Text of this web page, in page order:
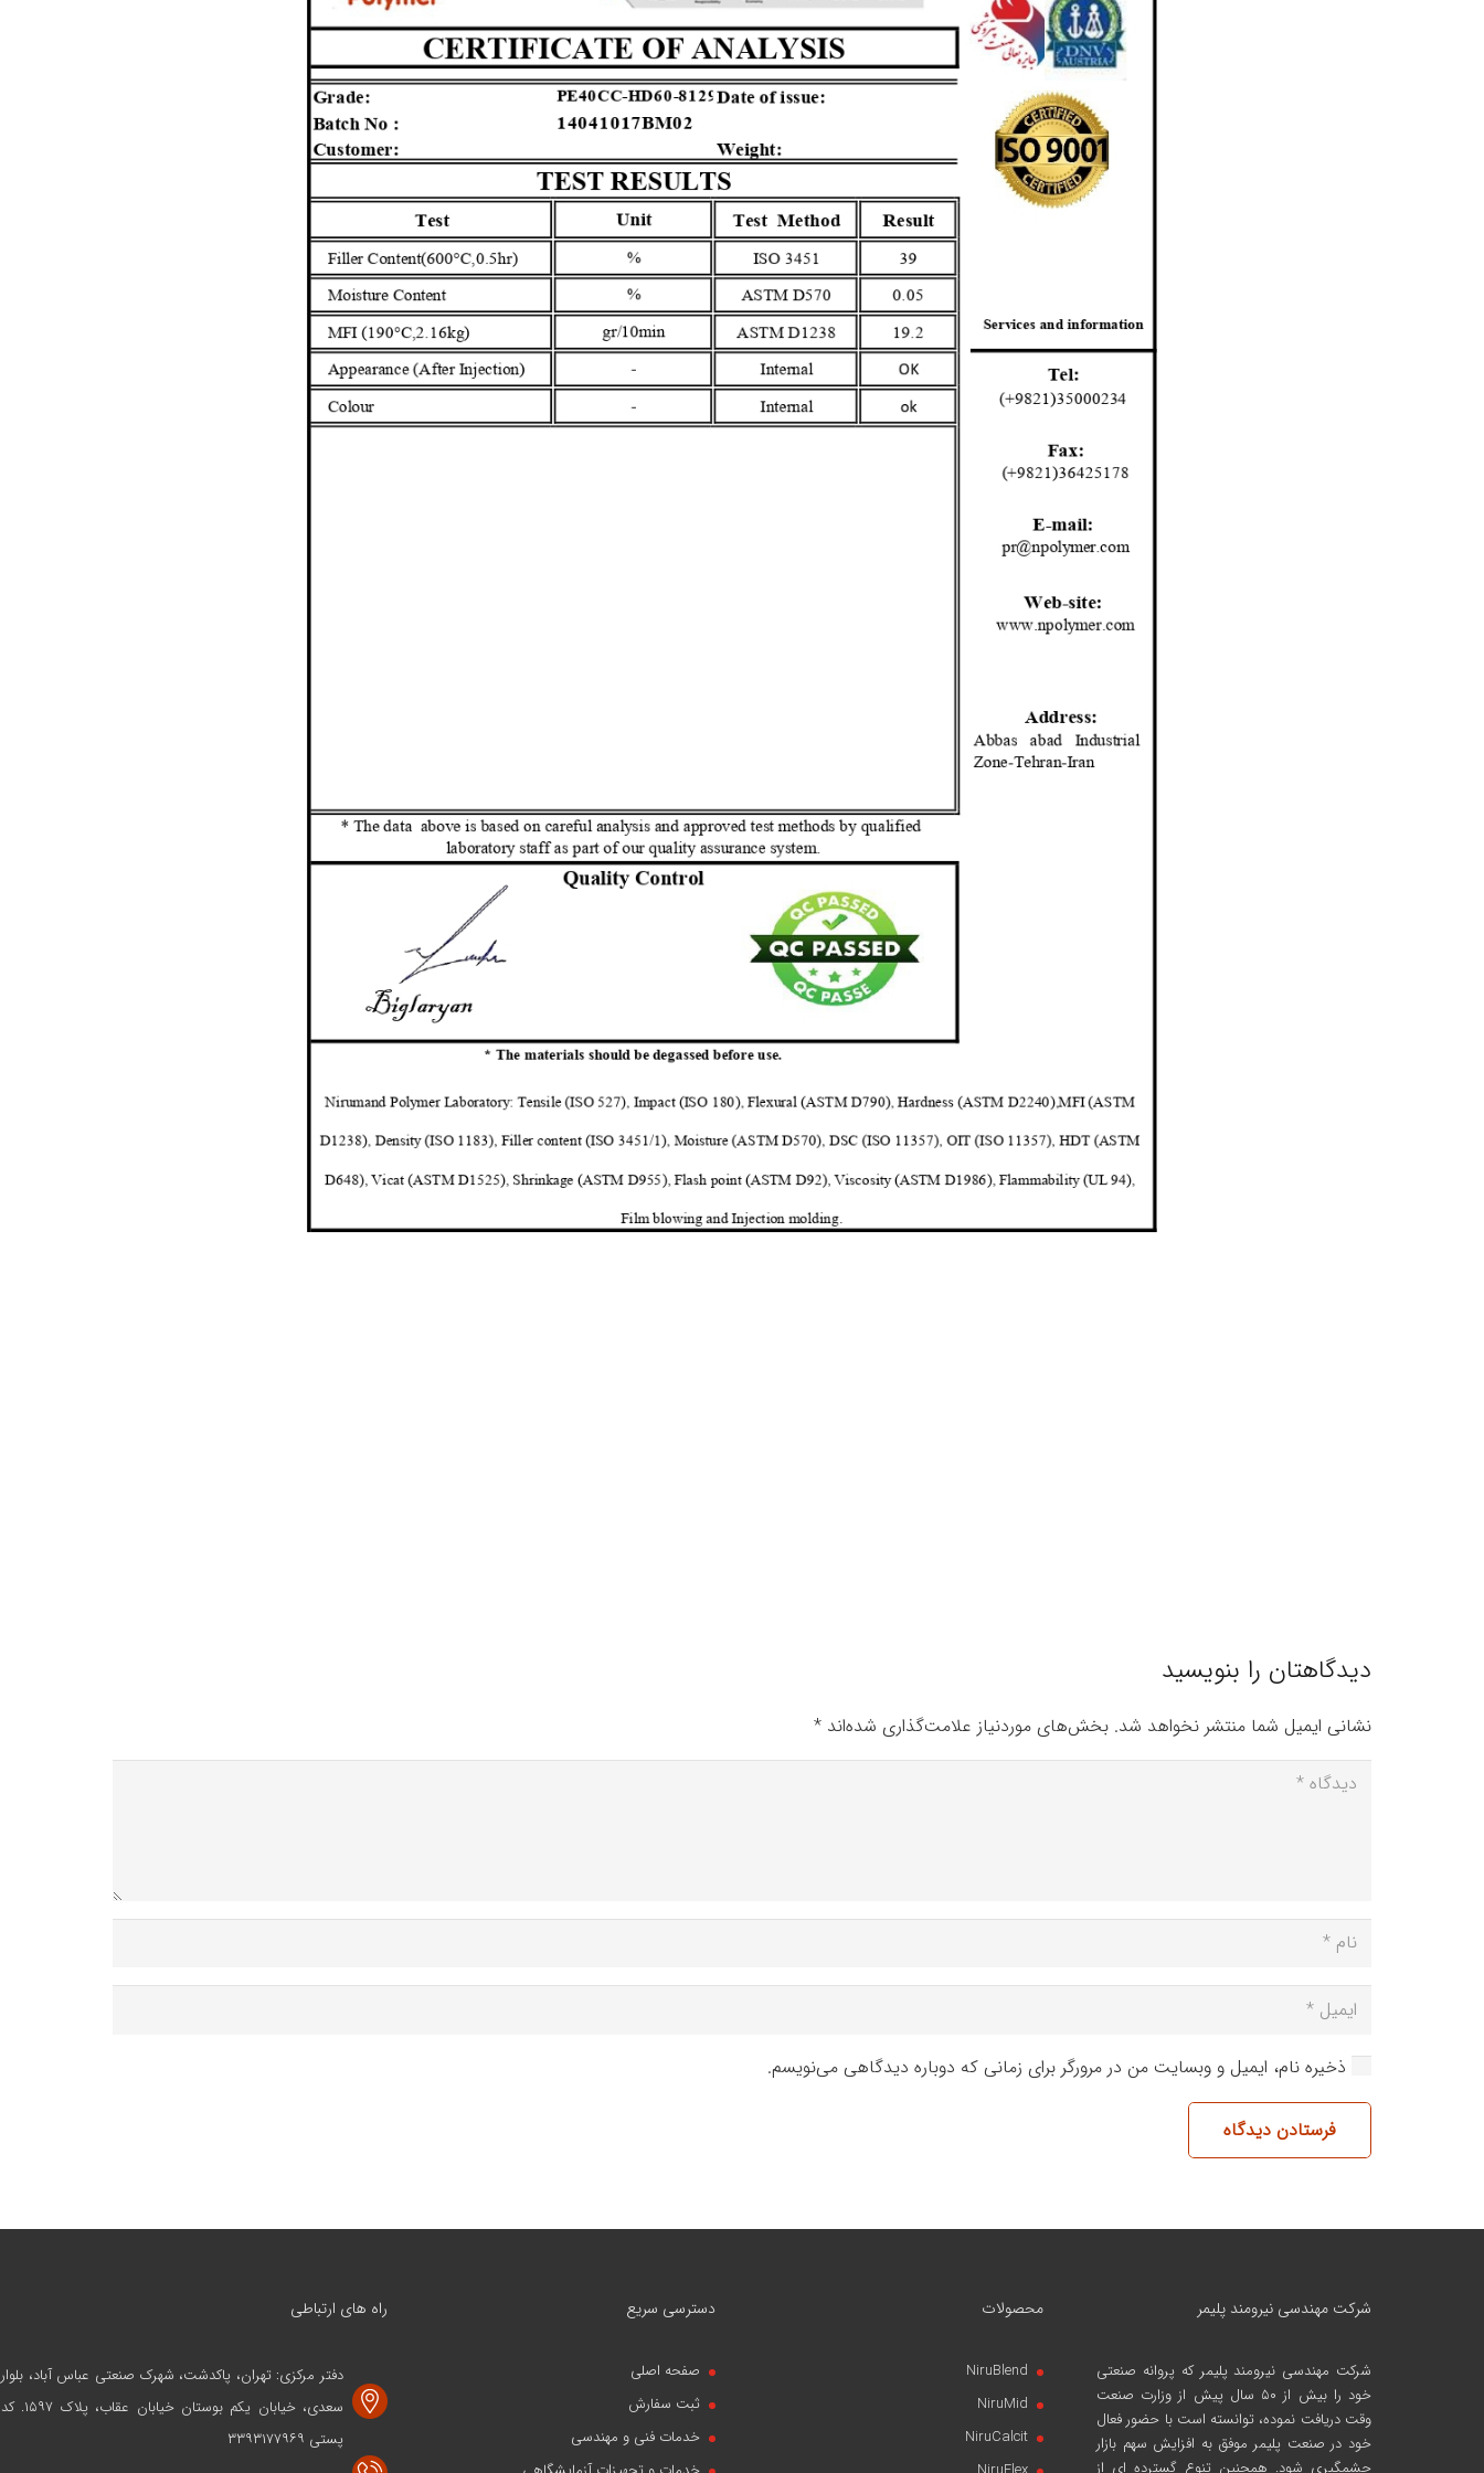
دیدگاهتان را بنویسید
نشانی ایمیل شما منتشر نخواهد شد. بخش‌های موردنیاز علامت‌گذاری شده‌اند *
ذخیره نام، ایمیل و وبسایت من در مرورگر برای زمانی که دوباره دیدگاهی می‌نویسم.
فرستادن دیدگاه
شرکت مهندسی نیرومند پلیمر
شرکت مهندسی نیرومند پلیمرکه پروانه صنعتی
خود را بیش از ۵۰ سال پیش از وزارت صنعت
وقت دریافت نموده، توانسته است با حضور فعال
خود در صنعت پلیمر موفق به افزایش سهم بازار
چشمگیری شود. همچنین تنوع گسترده ای از
محصولات
NiruBlend
NiruMid
NiruCalcit
دسترسی سریع
صفحه اصلی
ثبت سفارش
خدمات فنی و مهندسی
راه های ارتباطی
دفتر مرکزی: تهران، پاکدشت، شهرک صنعتی عباس آباد، بلوار
سعدی، خیابان یکم بوستان خیابان عقاب، پلاک ۱۵۹۷. کد
پستی ۳۳۹۳۱۷۷۹۶۹